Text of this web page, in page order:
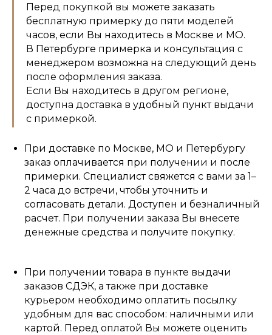
Перед покупкой вы можете заказать
бесплатную примерку до пяти моделей
часов, если Вы находитесь в Москве и МО.
В Петербурге примерка и консультация с
менеджером возможна на следующий день
после оформления заказа.
Если Вы находитесь в другом регионе,
доступна доставка в удобный пункт выдачи
с примеркой.
При доставке по Москве, МО и Петербургу
заказ оплачивается при получении и после
примерки. Специалист свяжется с вами за 1–
2 часа до встречи, чтобы уточнить и
согласовать детали. Доступен и безналичный
расчет. При получении заказа Вы внесете
денежные средства и получите покупку.
При получении товара в пункте выдачи
заказов СДЭК, а также при доставке
курьером необходимо оплатить посылку
удобным для вас способом: наличными или
картой. Перед оплатой Вы можете оценить